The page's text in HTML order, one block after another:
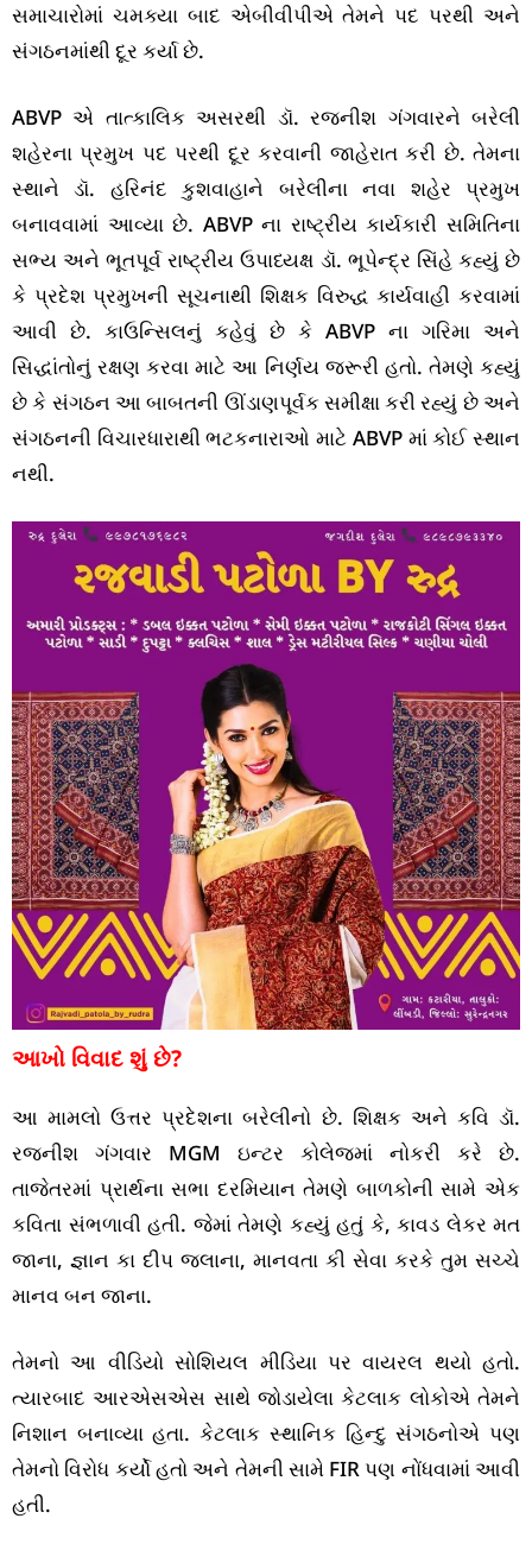
સમાચારોમાં ચમક્યા બાદ એબીવીપીએ તેમને પદ પરથી અને
સંગઠનમાંથી દૂર કર્યા છે.
ABVP એ તાત્કાલિક અસરથી ડૉ. રજનીશ ગંગવારને બરેલી
શહેરના પ્રમુખ પદ પરથી દૂર કરવાની જાહેરાત કરી છે. તેમના
સ્થાને ડૉ. હરિનંદ કુશવાહાને બરેલીના નવા શહેર પ્રમુખ
બનાવવામાં આવ્યા છે. ABVP ના રાષ્ટ્રીય કાર્યકારી સમિતિના
સભ્ય અને ભૂતપૂર્વ રાષ્ટ્રીય ઉપાધ્યક્ષ ડૉ. ભૂપેન્દ્ર સિંહે કહ્યું છે
કે પ્રદેશ પ્રમુખની સૂચનાથી શિક્ષક વિરુદ્ધ કાર્યવાહી કરવામાં
આવી છે. કાઉન્સિલનું કહેવું છે કે ABVP ના ગરિમા અને
સિદ્ધાંતોનું રક્ષણ કરવા માટે આ નિર્ણય જરૂરી હતો. તેમણે કહ્યું
છે કે સંગઠન આ બાબતની ઊંડાણપૂર્વક સમીક્ષા કરી રહ્યું છે અને
સંગઠનની વિચારધારાથી ભટકનારાઓ માટે ABVP માં કોઈ સ્થાન
નથી.
આખો વિવાદ શું છે?
આ મામલો ઉત્તર પ્રદેશના બરેલીનો છે. શિક્ષક અને કવિ ડૉ.
રજનીશ ગંગવાર MGM ઇન્ટર કોલેજમાં નોકરી કરે છે.
તાજેતરમાં પ્રાર્થના સભા દરમિયાન તેમણે બાળકોની સામે એક
કવિતા સંભળાવી હતી. જેમાં તેમણે કહ્યું હતું કે, કાવડ લેકર મત
જાના, જ્ઞાન કા દીપ જલાના, માનવતા કી સેવા કરકે તુમ સચ્ચે
માનવ બન જાના.
તેમનો આ વીડિયો સોશિયલ મીડિયા પર વાયરલ થયો હતો.
ત્યારબાદ આરએસએસ સાથે જોડાયેલા કેટલાક લોકોએ તેમને
નિશાન બનાવ્યા હતા. કેટલાક સ્થાનિક હિન્દુ સંગઠનોએ પણ
તેમનો વિરોધ કર્યો હતો અને તેમની સામે FIR પણ નોંધવામાં આવી
હતી.